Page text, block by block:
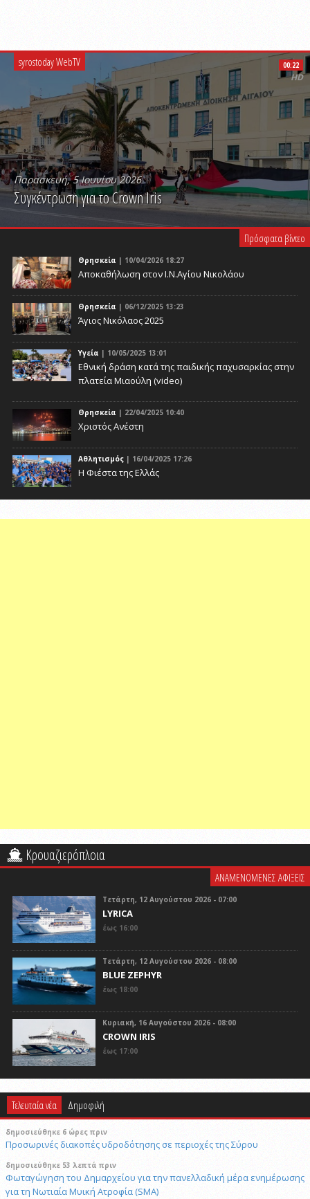
syrostoday WebTV
Παρασκευή, 5 Ιουνίου 2026
Συγκέντρωση για το Crown Iris
PLAY VIDEO
00:22
HD
Πρόσφατα βίντεο
Θρησκεία | 10/04/2026 18:27
Αποκαθήλωση στον Ι.Ν.Αγίου Νικολάου
Θρησκεία | 06/12/2025 13:23
Άγιος Νικόλαος 2025
Υγεία | 10/05/2025 13:01
Eθνική δράση κατά της παιδικής παχυσαρκίας στην
πλατεία Μιαούλη (video)
Θρησκεία | 22/04/2025 10:40
Χριστός Ανέστη
Αθλητισμός | 16/04/2025 17:26
Η Φιέστα της Ελλάς
Κρουαζιερόπλοια
ΑΝΑΜΕΝΟΜΕΝΕΣ ΑΦΙΞΕΙΣ
Τετάρτη, 12 Αυγούστου 2026 - 07:00
LYRICA
έως 16:00
Τετάρτη, 12 Αυγούστου 2026 - 08:00
BLUE ZEPHYR
έως 18:00
Κυριακή, 16 Αυγούστου 2026 - 08:00
CROWN IRIS
έως 17:00
Τελευταία νέα Δημοφιλή
δημοσιεύθηκε 6 ώρες πριν
Προσωρινές διακοπές υδροδότησης σε περιοχές της Σύρου
δημοσιεύθηκε 53 λεπτά πριν
Φωταγώγηση του Δημαρχείου για την πανελλαδική μέρα ενημέρωσης
για τη Νωτιαία Μυική Ατροφία (SMA)